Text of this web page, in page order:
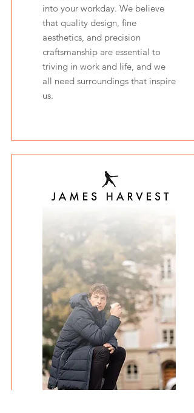
into your workday. We believe
that quality design, fine
aesthetics, and precision
craftsmanship are essential to
triving in work and life, and we
all need surroundings that inspire
us.